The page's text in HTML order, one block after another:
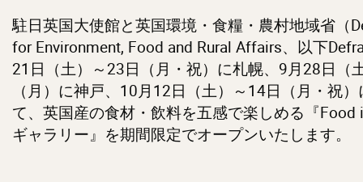
駐日英国大使館と英国環境・食糧・農村地域省（
for Environment, Food and Rural Affairs、以下
21日（土）～23日（月・祝）に札幌、9月28日（
（月）に神戸、10月12日（土）～14日（月・祝
て、英国産の食材・飲料を五感で楽しめる『Food
ギャラリー』を期間限定でオープンいたします。